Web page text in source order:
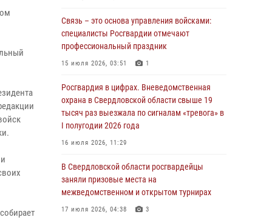
04 августа 2026, 09:57 2 1
Росгвардия приняла участие в обеспечении
безопасности Дня города в Екатеринбурге
Росгвардия приняла участие в
межведомственном антитеррористическом
учении в Свердловской области
31 июля 2026, 12:27
Росгвардия обеспечивает безопасность
граждан на южном направлении
31 июля 2026, 06:56 1
Связь – это основа управления войсками:
специалисты Росгвардии отмечают
профессиональный праздник
15 июля 2026, 03:51 1
Росгвардия в цифрах. Вневедомственная
охрана в Свердловской области свыше 19
тысяч раз выезжала по сигналам «тревога» в
I полугодии 2026 года
16 июля 2026, 11:29
В Свердловской области росгвардейцы
заняли призовые места на
межведомственном и открытом турнирах
17 июля 2026, 04:38 3